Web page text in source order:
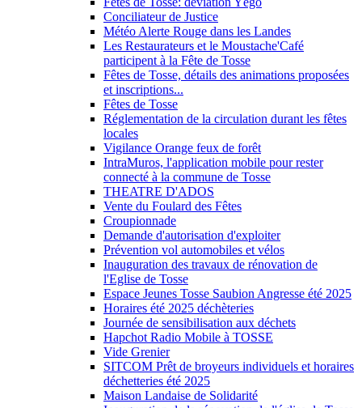
Conciliateur de Justice
Météo Alerte Rouge dans les Landes
Les Restaurateurs et le Moustache'Café
participent à la Fête de Tosse
Fêtes de Tosse, détails des animations proposées
et inscriptions...
Fêtes de Tosse
Réglementation de la circulation durant les fêtes
locales
Vigilance Orange feux de forêt
IntraMuros, l'application mobile pour rester
connecté à la commune de Tosse
THEATRE D'ADOS
Vente du Foulard des Fêtes
Croupionnade
Demande d'autorisation d'exploiter
Prévention vol automobiles et vélos
Inauguration des travaux de rénovation de
l'Eglise de Tosse
Espace Jeunes Tosse Saubion Angresse été 2025
Horaires été 2025 déchèteries
Journée de sensibilisation aux déchets
Hapchot Radio Mobile à TOSSE
Vide Grenier
SITCOM Prêt de broyeurs individuels et horaires
déchetteries été 2025
Maison Landaise de Solidarité